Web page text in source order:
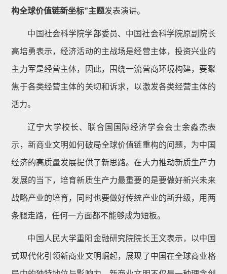
构全球价值链新坐标”主题发表演讲。
中国社会科学院学部委员、中国社会科学院原副院长
高培勇表示，经济活动的主战场是经营主体，投资兴业的
主力军是经营主体，因此，围绕一流营商环境构建，要聚
焦于各类经营主体的关切和诉求，以激发各类经营主体的
活力。
辽宁大学校长、联合国国际经济学会会士余淼杰表
示，新商业文明如何破局全球价值链重构的问题，为中国
经济的高质量发展提供了新思路。在大力推动新质生产力
发展的当下，培育新质生产力最重要的是要做好新兴未来
战略产业的培育，同时也要做好传统产业的新升级，用两
条腿走路，任何一方面都不能够成为短板。
中国人民大学重阳金融研究院院长王文表示，以中国
式现代化引领新商业文明崛起，展现了中国在全球商业格